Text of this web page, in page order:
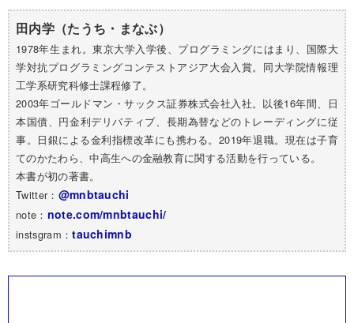
田内学（たうち・まなぶ）
1978年生まれ。東京大学入学後、プログラミングにはまり、国際大
学対抗プログラミングコンテストアジア大会入賞。同大学院情報理
工学系研究科修士課程修了。
2003年ゴールドマン・サックス証券株式会社入社。以後16年間、日
本国債、円金利デリバティブ、長期為替などのトレーディングに従
事。日銀による金利指標改革にも携わる。2019年退職。現在は子育
てのかたわら、中高生への金融教育に関する活動を行っている。
本書が初の著書。
Twitter： @mnbtauchi
note： note.com/mnbtauchi/
instsgram：tauchimnb